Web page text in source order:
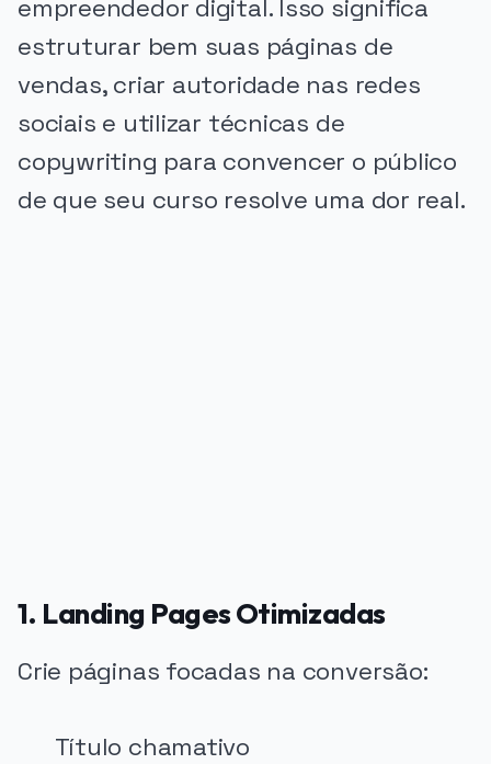
empreendedor digital. Isso significa
estruturar bem suas páginas de
vendas, criar autoridade nas redes
sociais e utilizar técnicas de
copywriting para convencer o público
de que seu curso resolve uma dor real.
1. Landing Pages Otimizadas
Crie páginas focadas na conversão:
Título chamativo